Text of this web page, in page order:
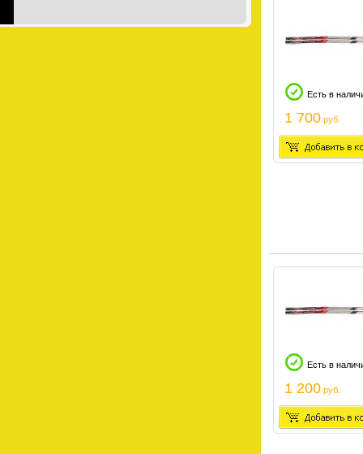
Есть в
1 700 руб.
Есть в
1 200 руб.